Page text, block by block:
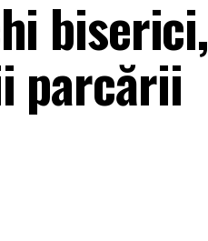
biserici,
parcării